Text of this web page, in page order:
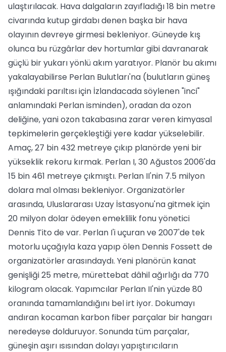
ulaştırılacak. Hava dalgaların zayıfladığı 18 bin metre
civarında kutup girdabı denen başka bir hava
olayının devreye girmesi bekleniyor. Güneyde kış
olunca bu rüzgârlar dev hortumlar gibi davranarak
güçlü bir yukarı yönlü akım yaratıyor. Planör bu akımı
yakalayabilirse Perlan Bulutları'na (bulutların güneş
ışığındaki parıltısı için İzlandacada söylenen "inci"
anlamındaki Perlan isminden), oradan da ozon
deliğine, yani ozon takabasına zarar veren kimyasal
tepkimelerin gerçekleştiği yere kadar yükselebilir.
Amaç, 27 bin 432 metreye çıkıp planörde yeni bir
yükseklik rekoru kırmak. Perlan I, 30 Ağustos 2006'da
15 bin 461 metreye çıkmıştı. Perlan II'nin 7.5 milyon
dolara mal olması bekleniyor. Organizatörler
arasında, Uluslararası Uzay İstasyonu'na gitmek için
20 milyon dolar ödeyen emeklilik fonu yönetici
Dennis Tito de var. Perlan I'i uçuran ve 2007'de tek
motorlu uçağıyla kaza yapıp ölen Dennis Fossett de
organizatörler arasındaydı. Yeni planörün kanat
genişliği 25 metre, mürettebat dâhil ağırlığı da 770
kilogram olacak. Yapımcılar Perlan II'nin yüzde 80
oranında tamamlandığını bel irt iyor. Dokumayı
andıran kocaman karbon fiber parçalar bir hangarı
neredeyse dolduruyor. Sonunda tüm parçalar,
güneşin aşırı ısısından dolayı yapıştırıcıların